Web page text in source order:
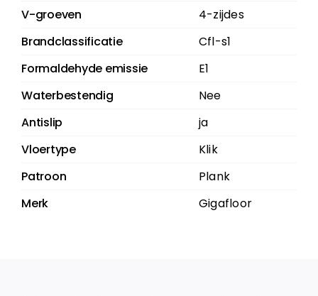
V-groeven
4-zijdes
Brandclassificatie
Cfl-s1
Formaldehyde emissie
E1
Waterbestendig
Nee
Antislip
ja
Vloertype
Klik
Patroon
Plank
Merk
Gigafloor